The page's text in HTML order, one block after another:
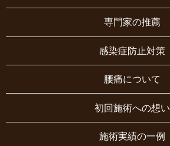
専門家の推薦
感染症防止対策
腰痛について
初回施術への想い
施術実績の一例